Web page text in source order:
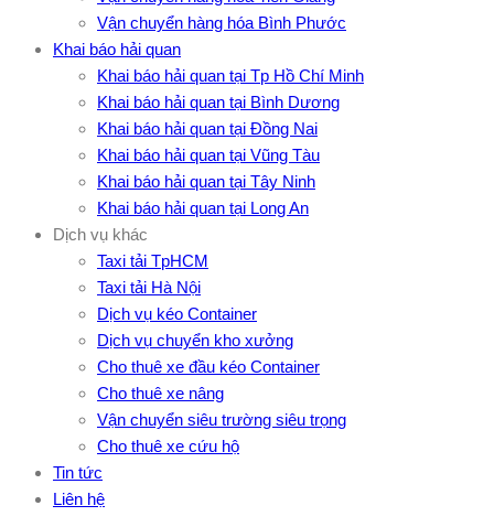
Vận chuyển hàng hóa Bình Phước
Khai báo hải quan
Khai báo hải quan tại Tp Hồ Chí Minh
Khai báo hải quan tại Bình Dương
Khai báo hải quan tại Đồng Nai
Khai báo hải quan tại Vũng Tàu
Khai báo hải quan tại Tây Ninh
Khai báo hải quan tại Long An
Dịch vụ khác
Taxi tải TpHCM
Taxi tải Hà Nội
Dịch vụ kéo Container
Dịch vụ chuyển kho xưởng
Cho thuê xe đầu kéo Container
Cho thuê xe nâng
Vận chuyển siêu trường siêu trọng
Cho thuê xe cứu hộ
Tin tức
Liên hệ